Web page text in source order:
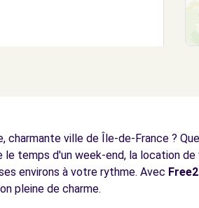
charmante ville de Île-de-France ?
temps d'un week-end, la location
environs à votre rythme. Avec
pleine de charme.